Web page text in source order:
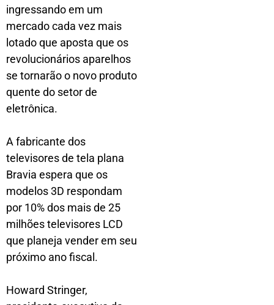
ingressando em um
mercado cada vez mais
lotado que aposta que os
revolucionários aparelhos
se tornarão o novo produto
quente do setor de
eletrônica.
A fabricante dos
televisores de tela plana
Bravia espera que os
modelos 3D respondam
por 10% dos mais de 25
milhões televisores LCD
que planeja vender em seu
próximo ano fiscal.
Howard Stringer,